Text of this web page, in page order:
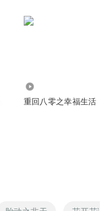
重回八零之幸福生活